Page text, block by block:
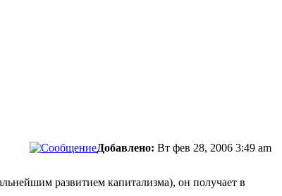
Добавлено: Вт фев 28, 2006 3:49 am
развитием капитализма), он получает в